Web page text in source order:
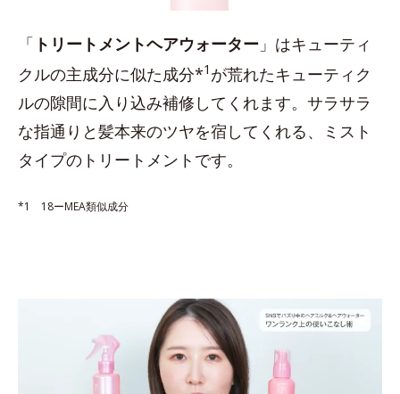
「 トリートメントヘアウォーター 」はキューティ
クルの主成分に似た成分*1 が荒れたキューティク
ルの隙間に入り込み補修してくれます。サラサラ
な指通りと髪本来のツヤを宿してくれる、ミスト
タイプのトリートメントです。
*1 18ーMEA類似成分